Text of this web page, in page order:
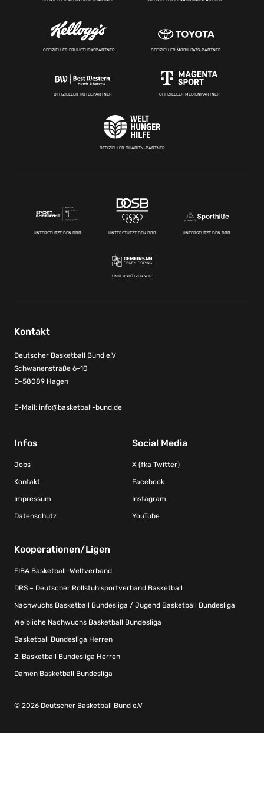
OFFIZIELLER FRÜHSTÜCKSPARTNER OFFIZIELLER MOBILITÄTS-PARTNER
OFFIZIELLER HOTELPARTNER OFFIZIELLER MEDIENPARTNER
OFFIZIELLER CHARITY-PARTNER
UNTERSTÜTZT DEN DBB UNTERSTÜTZT DEN DBB UNTERSTÜTZT DEN DBB
UNTERSTÜTZEN WIR
Kontakt
Deutscher Basketball Bund e.V
Schwanenstraße 6-10
D-58089 Hagen
E-Mail: info@basketball-bund.de
Infos
Jobs
Kontakt
Impressum
Datenschutz
Social Media
X (fka Twitter)
Facebook
Instagram
YouTube
Kooperationen/Ligen
FIBA Basketball-Weltverband
DRS – Deutscher Rollstuhlsportverband Basketball
Nachwuchs Basketball Bundesliga / Jugend Basketball Bundesliga
Weibliche Nachwuchs Basketball Bundesliga
Basketball Bundesliga Herren
2. Basketball Bundesliga Herren
Damen Basketball Bundesliga
© 2026 Deutscher Basketball Bund e.V